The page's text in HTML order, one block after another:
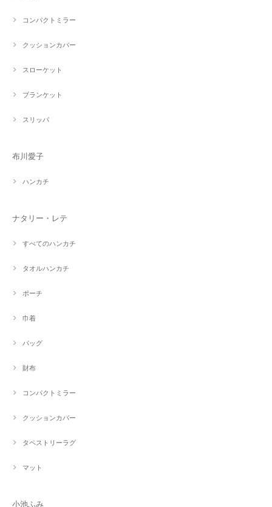
コンパクトミラー
クッションカバー
スローケット
ブランケット
スリッパ
布川愛子
ハンカチ
ナタリー・レテ
すべてのハンカチ
タオルハンカチ
ポーチ
巾着
バッグ
財布
コンパクトミラー
クッションカバー
タペストリーラグ
マット
小池ふみ